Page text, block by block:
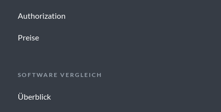
Authorization
Preise
SOFTWARE VERGLEICH
Überblick